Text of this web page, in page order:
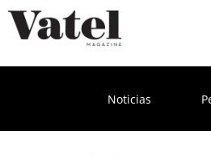
Noticias